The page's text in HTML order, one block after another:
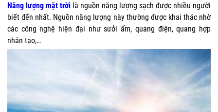
Năng lượng mặt trời là nguồn năng lượng sạch được nhiều người
biết đến nhất. Nguồn năng lượng này thường được khai thác nhờ
các công nghệ hiện đại như sưởi ấm, quang điện, quang hợp
nhân tạo,…